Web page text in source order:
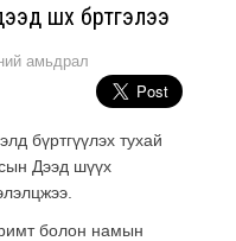
шүүх бүртгэлээ
амьдрал
бүртгүүлэх тухай
Дээд шүүх
болон намын